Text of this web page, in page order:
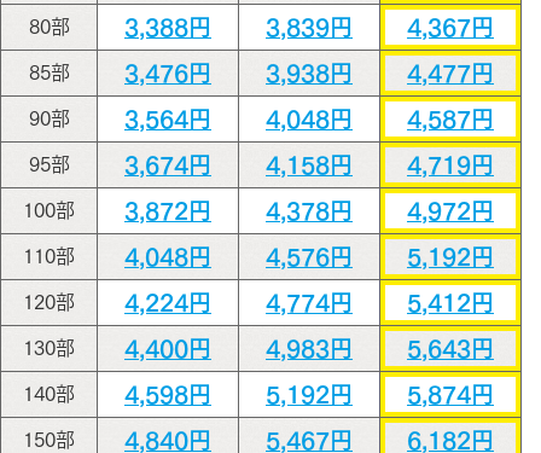
80部 3,388円 3,839円 4,367円
85部 3,476円 3,938円 4,477円
90部 3,564円 4,048円 4,587円
95部 3,674円 4,158円 4,719円
100部 3,872円 4,378円 4,972円
110部 4,048円 4,576円 5,192円
120部 4,224円 4,774円 5,412円
130部 4,400円 4,983円 5,643円
140部 4,598円 5,192円 5,874円
150部 4,840円 5,467円 6,182円